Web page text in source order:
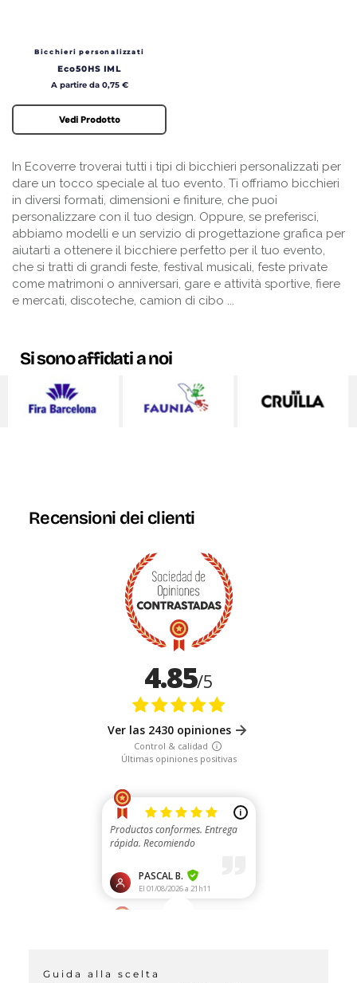
Bicchieri personalizzati
Eco50HS IML
Prezzo
A partire da 0,75 €
Vedi Prodotto
In Ecoverre troverai tutti i tipi di bicchieri personalizzati per
dare un tocco speciale al tuo evento. Ti offriamo bicchieri
in diversi formati, dimensioni e finiture, che puoi
personalizzare con il tuo design. Oppure, se preferisci,
abbiamo modelli e un servizio di progettazione grafica per
aiutarti a ottenere il bicchiere perfetto per il tuo evento,
che si tratti di grandi feste, festival musicali, feste private
come matrimoni o anniversari, gare e attività sportive, fiere
e mercati, discoteche, camion di cibo ...
Si sono affidati a noi
Recensioni dei clienti
Guida alla scelta